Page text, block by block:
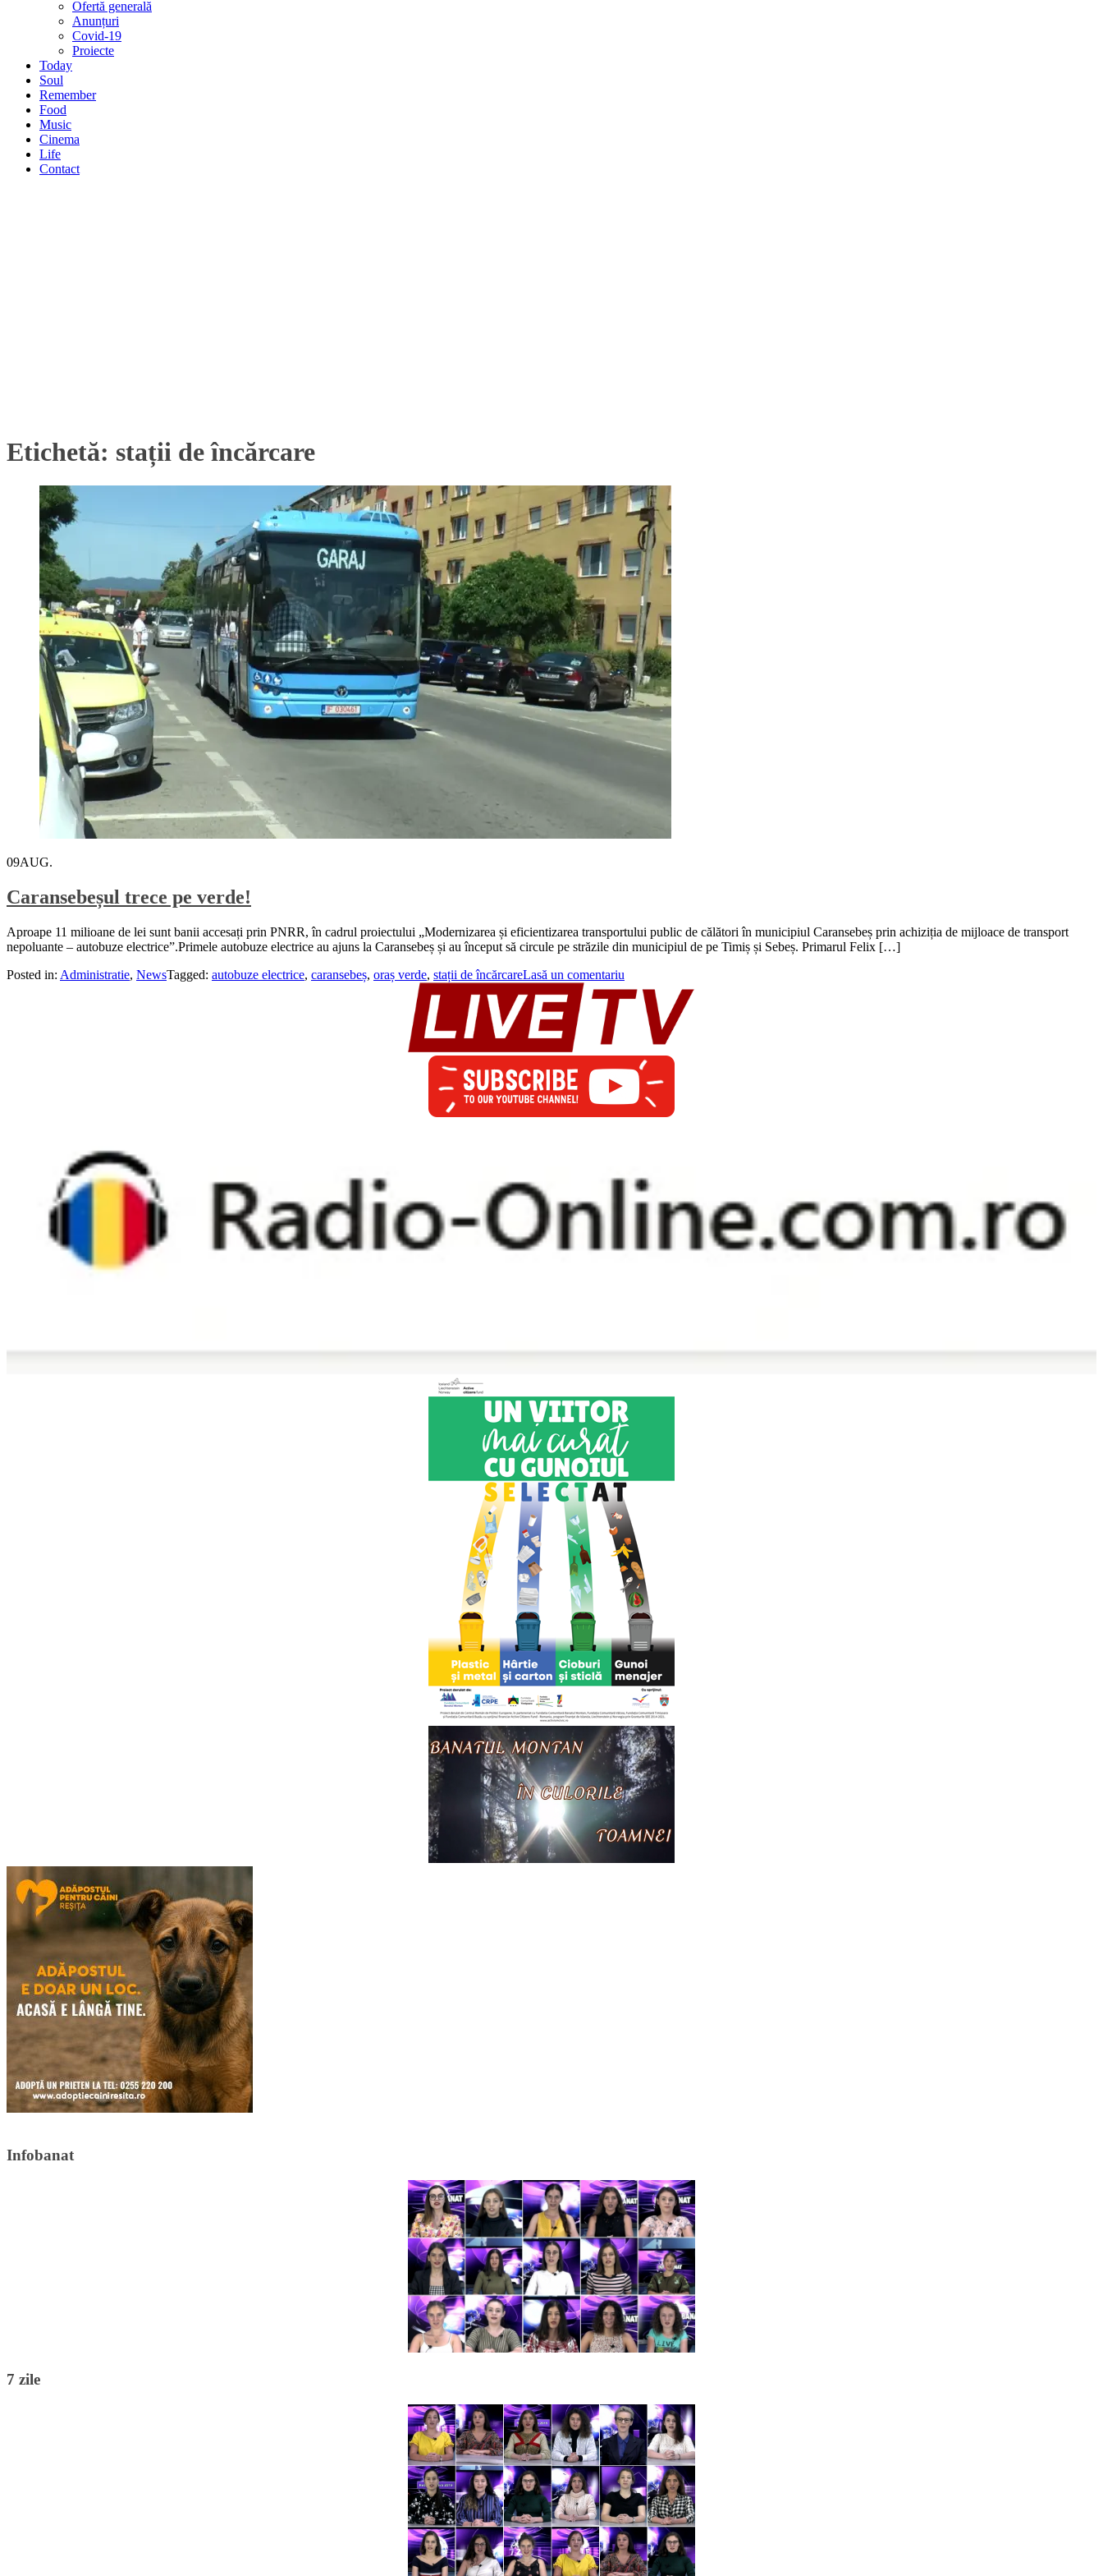
Ofertă generală
Anunțuri
Covid-19
Proiecte
Today
Soul
Remember
Food
Music
Cinema
Life
Contact
Etichetă: stații de încărcare
09AUG.
Caransebeșul trece pe verde!
Aproape 11 milioane de lei sunt banii accesați prin PNRR, în cadrul proiectului „Modernizarea și eficientizarea transportului public de călători în municipiul Caransebeș prin achiziția de mijloace de transport
nepoluante – autobuze electrice”.Primele autobuze electrice au ajuns la Caransebeș și au început să circule pe străzile din municipiul de pe Timiș și Sebeș. Primarul Felix […]
Posted in: Administratie, NewsTagged: autobuze electrice, caransebeș, oraș verde, stații de încărcareLasă un comentariu
Infobanat
7 zile